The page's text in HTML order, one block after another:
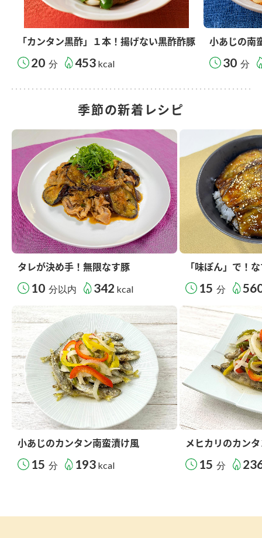
「カンタン黒酢」１本！揚げない黒酢酢豚
20 分 453 kcal
小あじの南
30 分
季節の新着レシピ
タレが決め手！無限なす豚
10 分以内 342 kcal
「味ぽん」で！
15 分
小あじのカンタン南蛮漬け風
15 分 193 kcal
メヒカリのカン
15 分